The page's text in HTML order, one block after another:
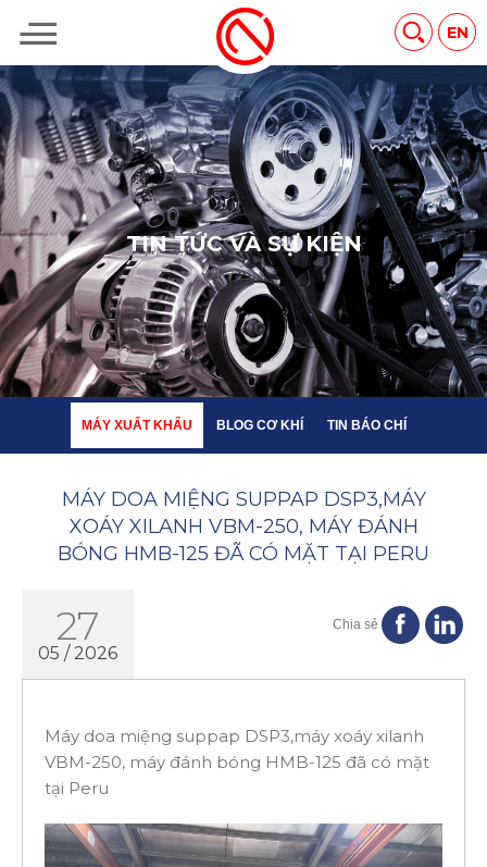
EN
BLOG CƠ KHÍ TIN BÁO CHÍ
TIN TỨC VÀ SỰ KIỆN
MÁY XUẤT KHẨU BLOG CƠ KHÍ TIN BÁO CHÍ
MÁY DOA MIỆNG SUPPAP DSP3,MÁY
XOÁY XILANH VBM-250, MÁY ĐÁNH
BÓNG HMB-125 ĐÃ CÓ MẶT TẠI PERU
27
05 / 2026
Chia sẻ
Máy doa miệng suppap DSP3,máy xoáy xilanh
VBM-250, máy đánh bóng HMB-125 đã có mặt
tại Peru